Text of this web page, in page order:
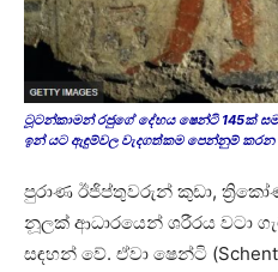
ටූටන්කාමන් රජුගේ දේහය ෂෙන්ටි 145ක්
ඉන් යට ඇඳුම්වල වැදගත්කම පෙන්නුම්
පුරාණ ඊජිප්තුවරුන් කුඩා,
නූලක් ආධාරයෙන් ශරීරය වටා
සඳහන් වේ. ඒවා ෂෙන්ටි